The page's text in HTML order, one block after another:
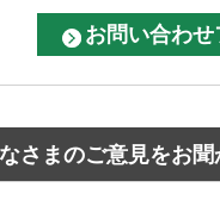
さまのご意見をお